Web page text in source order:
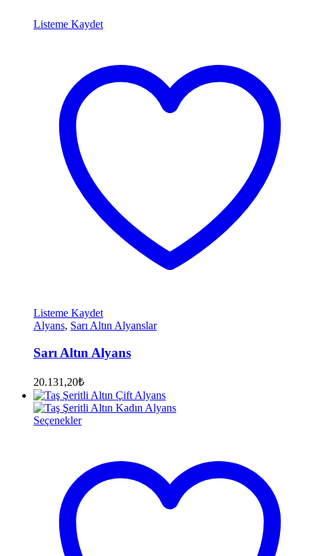
Listeme Kaydet
Listeme Kaydet
Alyans, Sarı Altın Alyanslar
Sarı Altın Alyans
20.131,20₺
Seçenekler